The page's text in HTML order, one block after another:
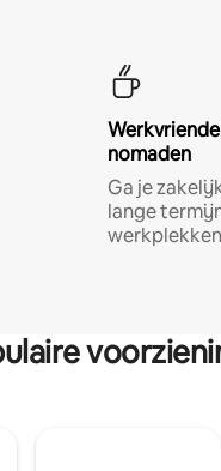
nomaden
Ga je
lange